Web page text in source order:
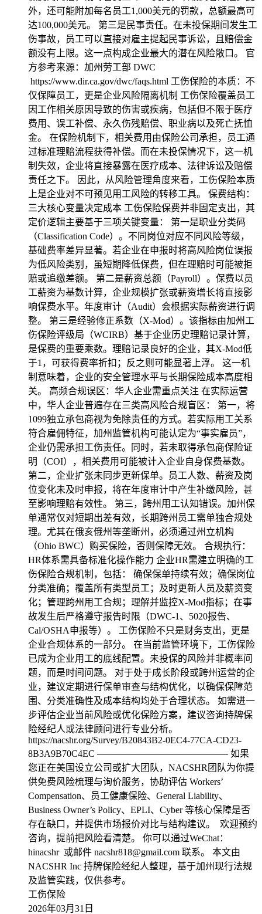
外，还可能附加每名员工1,000美元的罚款，总额最高可
达100,000美元。 第三是民事责任。在未投保期间发生工
伤事故，员工可以直接对雇主提起民事诉讼，且赔偿金
额没有上限。这一点构成企业最大的潜在风险敞口。 官
方参考来源：加州劳工部 DWC
https://www.dir.ca.gov/dwc/faqs.html 工伤保险的本质：不
仅保障员工，更是企业风险隔离机制 工伤保险覆盖员工
因工作相关原因导致的伤害或疾病，包括但不限于医疗
费用、误工补偿、永久伤残赔偿、职业病以及死亡抚恤
金。 在保险机制下，相关费用由保险公司承担，员工通
过标准理赔流程获得补偿。而在未投保情况下，这一机
制失效，企业将直接暴露在医疗成本、法律诉讼及赔偿
责任之下。 因此，从风险管理角度来看，工伤保险本质
上是企业对不可预见用工风险的转移工具。 保费结构：
三大核心变量决定成本 工伤保险保费并非固定支出，其
定价逻辑主要基于三项关键变量： 第一是职业分类码
（Classification Code）。不同岗位对应不同风险等级，
基础费率差异显著。若企业在申报时将高风险岗位误报
为低风险类别，虽短期降低保费，但在理赔时可能被拒
赔或追缴差额。 第二是薪资总额（Payroll）。保费以员
工薪资为基数计算，企业规模扩张或薪资增长将直接影
响保费水平。年度审计（Audit）会根据实际薪资进行调
整。 第三是经验修正系数（X-Mod）。该指标由加州工
伤保险评级局（WCIRB）基于企业历史理赔记录计算，
是保费的重要乘数。理赔记录良好的企业，其X-Mod低
于1，可获得费率折扣；反之则可能显著上浮。 这一机
制意味着，企业的安全管理水平与长期保险成本高度相
关。 高频合规误区：华人企业需重点关注 在实际运营
中，华人企业普遍存在三类高风险合规盲区： 第一，将
1099独立承包商视为免除责任的方式。若实际用工关系
符合雇佣特征，加州监管机构可能认定为“事实雇员”，
企业仍需承担工伤责任。同时，若未取得承包商保险证
明（COI），相关费用可能被计入企业自身保费基数。
第二，企业扩张未同步更新保单。员工人数、薪资及岗
位变化未及时申报，将在年度审计中产生补缴风险，甚
至影响理赔有效性。 第三，跨州用工认知错误。加州保
单通常仅对短期出差有效，长期跨州员工需单独合规处
理。尤其在俄亥俄州等垄断州，必须通过州立机构
（Ohio BWC）购买保险，否则保障无效。 合规执行：
HR体系需具备标准化操作能力 企业HR需建立明确的工
伤保险合规机制，包括： 确保保单持续有效；确保岗位
分类准确；覆盖所有类型员工；及时更新人员及薪资变
化；管理跨州用工合规；理解并监控X-Mod指标；在事
故发生后严格遵守报告时限（DWC-1、5020报告、
Cal/OSHA申报等）。 工伤保险不只是财务支出，更是
企业合规体系的一部分。 在当前监管环境下，工伤保险
已成为企业用工的底线配置。未投保的风险并非概率问
题，而是时间问题。 对于处于成长阶段或跨州运营的企
业，建议定期进行保单审查与结构优化，以确保保障范
围、分类准确性及成本结构均处于合理状态。 如需进一
步评估企业当前风险或优化保险方案，建议咨询持牌保
险经纪人或法律顾问进行专业分析。
https://nacshr.org/Survey/B20843B2-0EC4-77CA-CD23-
8B3A9B70C4EC —————————————— 如果
您正在美国设立公司或扩大团队，NACSHR团队为你提
供免费风险梳理与询价服务，协助评估 Workers’
Compensation、员工健康保险、General Liability、
Business Owner’s Policy、EPLI、Cyber 等核心保障是否
存在缺口，并提供市场报价对比与结构建议。 欢迎预约
咨询，提前把风险看清楚。 你可以通过WeChat：
hinacshr 或邮件 nacshr818@gmail.com 联系。 本文由
NACSHR Inc 持牌保险经纪人整理，基于加州现行法规
及监管实践，仅供参考。
工伤保险
2026年03月31日